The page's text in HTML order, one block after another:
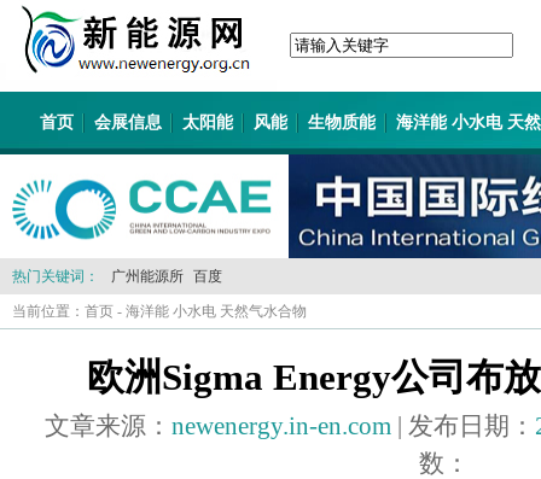
首页 会展信息 太阳能 风能 生物质能 海洋能 小水电 天
热门关键词： 广州能源所 百度
当前位置： 首页 - 海洋能 小水电 天然气水合物
欧洲Sigma Energy公司布
文章来源： newenergy.in-en.com | 发布日期：
数：